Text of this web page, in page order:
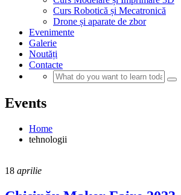
Curs Robotică și Mecatronică
Drone și aparate de zbor
Evenimente
Galerie
Noutăți
Contacte
Events
Home
tehnologii
18 aprilie